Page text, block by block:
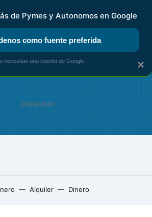
KIT DIGITAL RENTA
Alquiler Dinero
×
de Pymes y Autonomos en Google
como fuente preferida
necesitas una cuenta de Google